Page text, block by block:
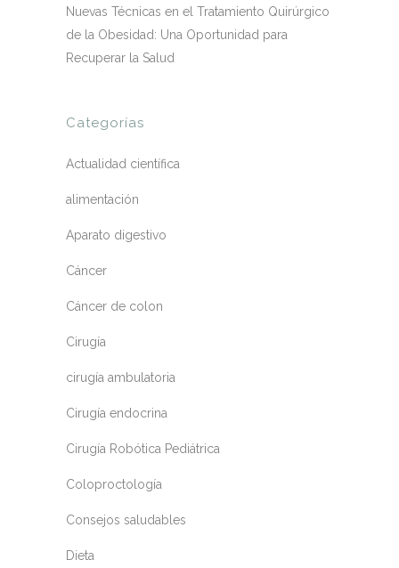
Nuevas Técnicas en el Tratamiento Quirúrgico
de la Obesidad: Una Oportunidad para
Recuperar la Salud
Categorías
Actualidad científica
alimentación
Aparato digestivo
Cáncer
Cáncer de colon
Cirugía
cirugía ambulatoria
Cirugía endocrina
Cirugía Robótica Pediátrica
Coloproctología
Consejos saludables
Dieta